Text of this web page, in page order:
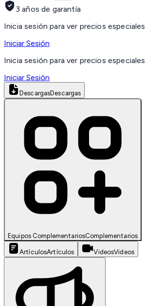
3 años de garantía
Inicia sesión para ver precios especiales
Iniciar Sesión
Inicia sesión para ver precios especiales
Iniciar Sesión
DescargasDescargas
Equipos ComplementariosComplementarios
ArtículosArtículos VideosVideos